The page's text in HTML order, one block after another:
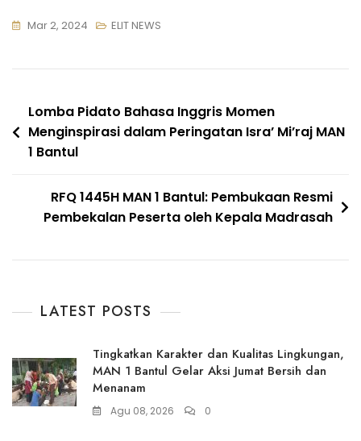
Mar 2, 2024 ELIT NEWS
Navigasi
pos
Lomba Pidato Bahasa Inggris Momen
Menginspirasi dalam Peringatan Isra’ Mi’raj MAN
1 Bantul
RFQ 1445H MAN 1 Bantul: Pembukaan Resmi
Pembekalan Peserta oleh Kepala Madrasah
LATEST POSTS
Tingkatkan Karakter dan Kualitas Lingkungan,
MAN 1 Bantul Gelar Aksi Jumat Bersih dan
Menanam
Agu 08, 2026 0